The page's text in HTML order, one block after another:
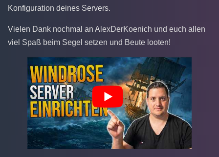
Konfiguration deines Servers.
Vielen Dank nochmal an AlexDerKoenich und euch allen
viel Spaß beim Segel setzen und Beute looten!